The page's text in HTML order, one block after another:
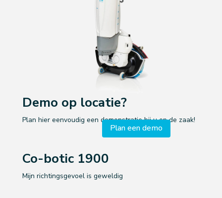
Demo op locatie?
Plan hier eenvoudig een demonstratie bij u op de zaak!
Plan een demo
Co-botic 1900
Mijn richtingsgevoel is geweldig